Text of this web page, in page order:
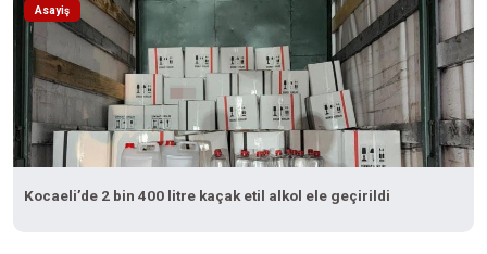
Asayiş
Kocaeli’de 2 bin 400 litre kaçak etil alkol ele geçirildi